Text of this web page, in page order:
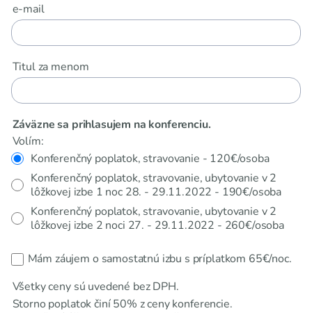
e-mail
Titul za menom
Záväzne sa prihlasujem na konferenciu.
Volím:
Konferenčný poplatok, stravovanie - 120€/osoba
Konferenčný poplatok, stravovanie, ubytovanie v 2
lôžkovej izbe 1 noc 28. - 29.11.2022 - 190€/osoba
Konferenčný poplatok, stravovanie, ubytovanie v 2
lôžkovej izbe 2 noci 27. - 29.11.2022 - 260€/osoba
Mám záujem o samostatnú izbu s príplatkom 65€/noc.
Všetky ceny sú uvedené bez DPH.
Storno poplatok činí 50% z ceny konferencie.